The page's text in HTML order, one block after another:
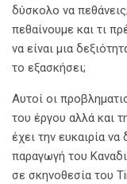
δύσκολο να
πεθαίνουμε και τι
να είναι μια
το εξασκήσει;
Αυτοί οι
του έργου αλλά και
έχει την ευκαιρία να
παραγωγή του
σε σκηνοθεσία του